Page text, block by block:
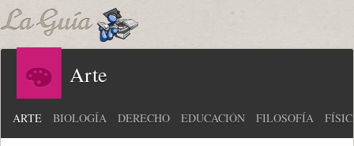
Arte
ARTE BIOLOGÍA DERECHO EDUCACIÓN FILOSOFÍA